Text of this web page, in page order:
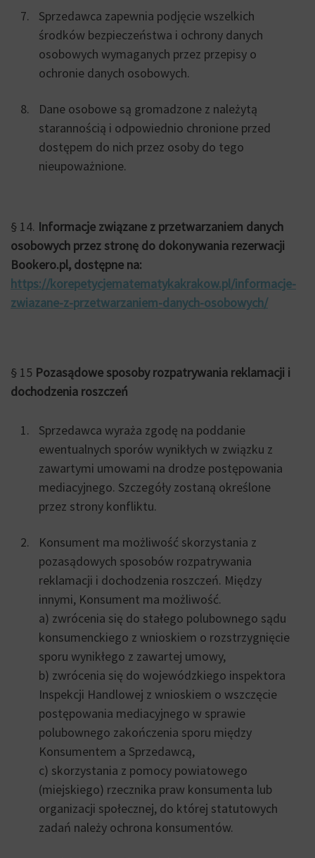
Sprzedawca zapewnia podjęcie wszelkich
środków bezpieczeństwa i ochrony danych
osobowych wymaganych przez przepisy o
ochronie danych osobowych.
Dane osobowe są gromadzone z należytą
starannością i odpowiednio chronione przed
dostępem do nich przez osoby do tego
nieupoważnione.
§ 14. Informacje związane z przetwarzaniem danych
osobowych przez stronę do dokonywania rezerwacji
Bookero.pl, dostępne na:
https://korepetycjematematykakrakow.pl/informacje-
zwiazane-z-przetwarzaniem-danych-osobowych/
§ 15 Pozasądowe sposoby rozpatrywania reklamacji i
dochodzenia roszczeń
Sprzedawca wyraża zgodę na poddanie
ewentualnych sporów wynikłych w związku z
zawartymi umowami na drodze postępowania
mediacyjnego. Szczegóły zostaną określone
przez strony konfliktu.
Konsument ma możliwość skorzystania z
pozasądowych sposobów rozpatrywania
reklamacji i dochodzenia roszczeń. Między
innymi, Konsument ma możliwość.
a) zwrócenia się do stałego polubownego sądu
konsumenckiego z wnioskiem o rozstrzygnięcie
sporu wynikłego z zawartej umowy,
b) zwrócenia się do wojewódzkiego inspektora
Inspekcji Handlowej z wnioskiem o wszczęcie
postępowania mediacyjnego w sprawie
polubownego zakończenia sporu między
Konsumentem a Sprzedawcą,
c) skorzystania z pomocy powiatowego
(miejskiego) rzecznika praw konsumenta lub
organizacji społecznej, do której statutowych
zadań należy ochrona konsumentów.